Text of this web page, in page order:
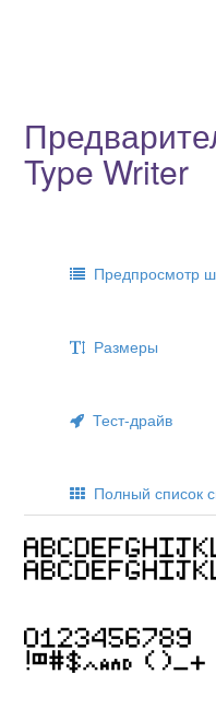
Type Writer
Предпросмотр
Размеры
Тест-драйв
Полный список